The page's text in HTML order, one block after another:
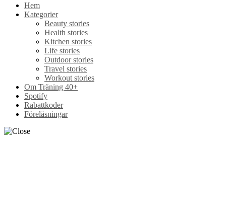
Hem
Kategorier
Beauty stories
Health stories
Kitchen stories
Life stories
Outdoor stories
Travel stories
Workout stories
Om Träning 40+
Spotify
Rabattkoder
Föreläsningar